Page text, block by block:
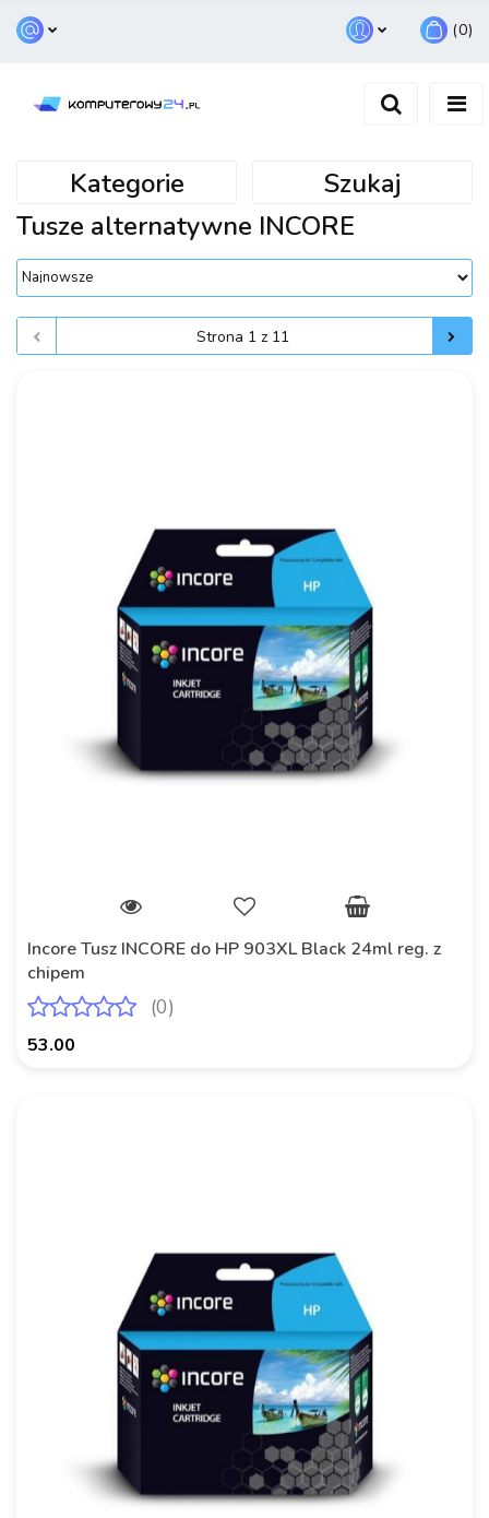
Zarejestruj się
(0)
Kategorie
Szukaj
Tusze alternatywne INCORE
Incore Tusz INCORE do HP 903XL Black 24ml reg. z
chipem
(0)
53.00